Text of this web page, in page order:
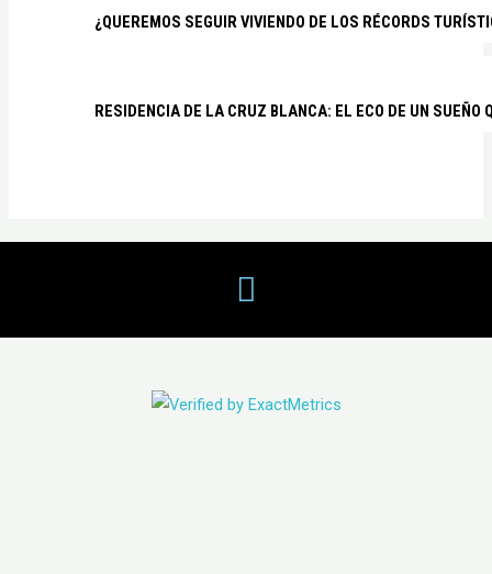
¿QUEREMOS SEGUIR VIVIENDO DE LOS RÉCORDS
RESIDENCIA DE LA CRUZ BLANCA: EL ECO DE UN SUEÑO